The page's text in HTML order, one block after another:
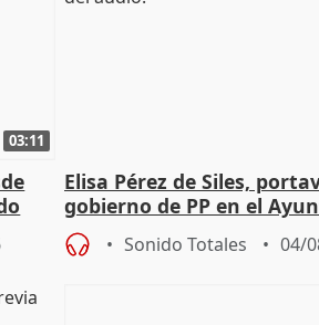
03:11
Elisa Pérez de Siles,
gobierno de PP en el
de Málaga, deja la política
Sonido Totales 04/